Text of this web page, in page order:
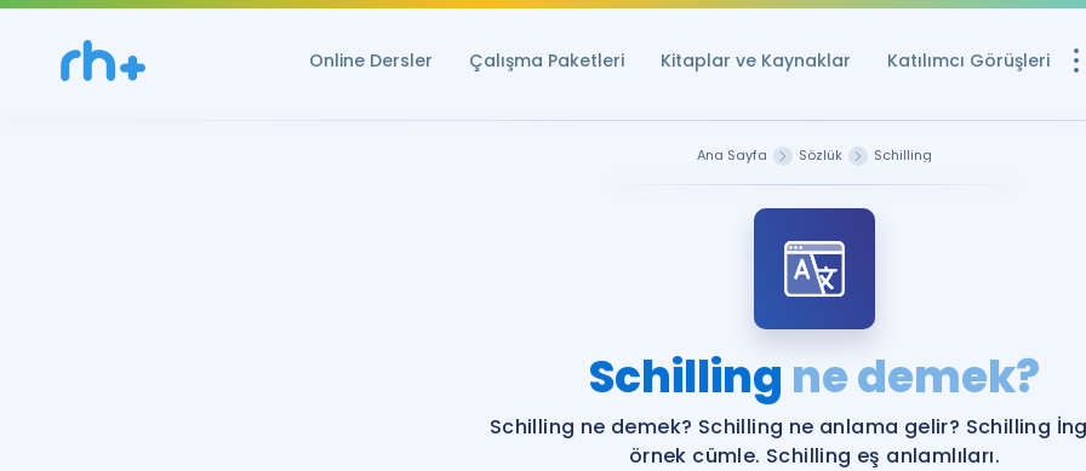
Online Dersler Çalışma Paketleri Kitaplar ve Kaynaklar Katılımcı Görüşleri
YDS ve YÖKDİL
Rehberlik Aracı
YDS ve YÖKDİL'e
Ana Sayfa Sözlük Schilling
Schilling ne demek?
Schilling ne demek? Schilling ne anlama gelir? Schilling
örnek cümle. Schilling eş anlamlıları.